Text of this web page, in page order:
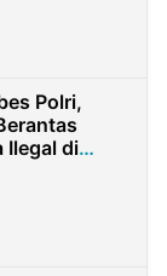
Polri,
Ilegal di